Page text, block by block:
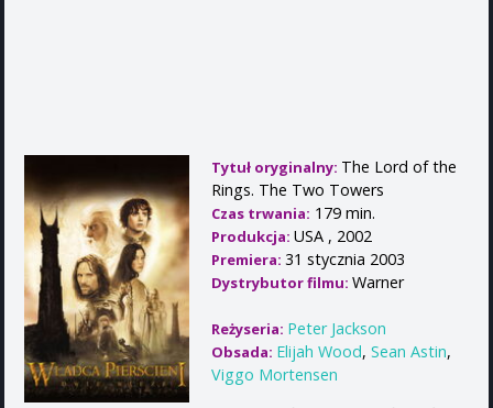
Tytuł oryginalny: The Lord of the
Rings. The Two Towers
Czas trwania: 179 min.
Produkcja: USA , 2002
Premiera: 31 stycznia 2003
Dystrybutor filmu: Warner
Reżyseria: Peter Jackson
Obsada: Elijah Wood, Sean Astin,
Viggo Mortensen